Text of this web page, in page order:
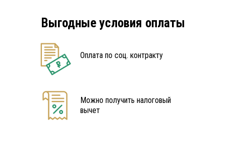
Выгодные условия оплаты
Оплата по соц. контракту
Можно получить налоговый
вычет